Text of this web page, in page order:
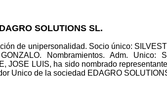
SOLUTIONS SL.
de unipersonalidad. Socio único:
Nombramientos. Adm. Unico:
JOSE LUIS, ha sido nombrado
Unico de la sociedad EDAGRO